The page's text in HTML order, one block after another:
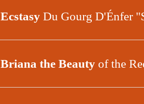
Ecstasy Du Gourg D'Énfer
Briana the Beauty of the